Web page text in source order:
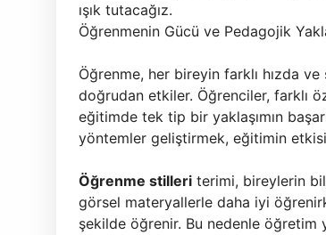
ışık tutacağız.
Öğrenmenin Gücü ve Pedagojik
Öğrenme, her bireyin farklı hızda
doğrudan etkiler. Öğrenciler, farklı
eğitimde tek tip bir yaklaşımın
yöntemler geliştirmek, eğitimin
Öğrenme stilleri terimi, bireylerin
görsel materyallerle daha iyi
şekilde öğrenir. Bu nedenle